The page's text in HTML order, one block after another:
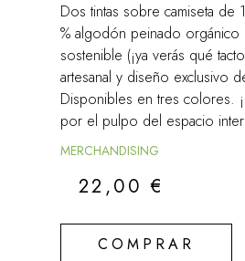
Dos tintas sobre camiseta
% algodón peinado
sostenible (¡ya verás qué
artesanal y diseño exclusivo
Disponibles en tres colores.
por el pulpo del espacio
MERCHANDISING
22,00€
COMPRAR